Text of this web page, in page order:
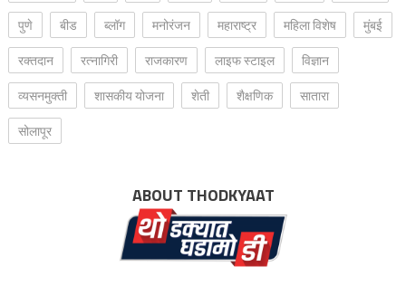
पुणे
बीड ब्लॉग मनोरंजन महाराष्ट्र महिला विशेष
मुंबई
रक्‍तदान
रत्नागिरी राजकारण लाइफ स्टाइल
विज्ञान
व्यसनमुक्ती
शासकीय योजना शेती शैक्षणिक
सातारा
सोलापूर
ABOUT THODKYAAT